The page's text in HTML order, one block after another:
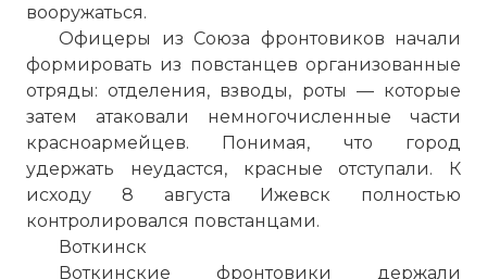
вооружаться.
Офицеры из Союза фронтовиков начали
формировать из повстанцев организованные
отряды: отделения, взводы, роты — которые
затем атаковали немногочисленные части
красноармейцев. Понимая, что город
удержать неудастся, красные отступали. К
исходу 8 августа Ижевск полностью
контролировался повстанцами.
Воткинск
Воткинские фронтовики держали